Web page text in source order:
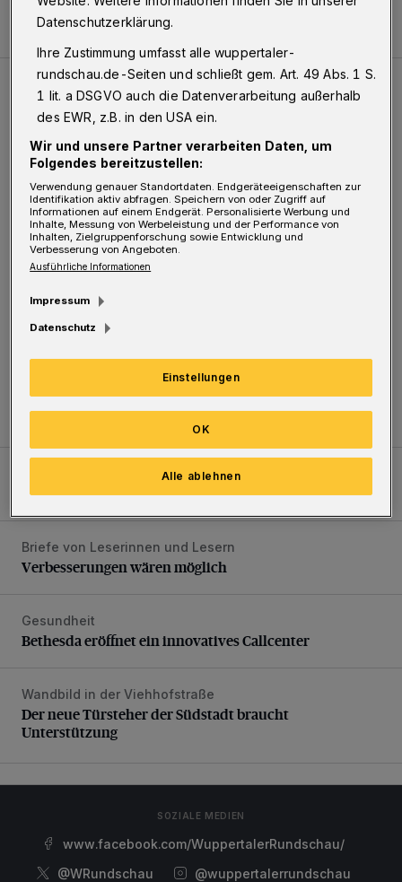
Meistgelesen Neueste Artikel Zum Thema
Tief hinein in die Wuppertaler Unterwelt
Am Tag des Geotops
Tief hinein in die Wuppertaler Unterwelt
Neuer Projekteigner am Heubruch
Neuer Projekteigner am Heubruch
Verbesserungen wären möglich
Briefe von Leserinnen und Lesern
Verbesserungen wären möglich
Bethesda eröffnet ein innovatives Callcenter
Gesundheit
Bethesda eröffnet ein innovatives Callcenter
Der neue Türsteher der Südstadt braucht Unterstützung
Wandbild in der Viehhofstraße
Der neue Türsteher der Südstadt braucht
Unterstützung
SOZIALE MEDIEN
www.facebook.com/WuppertalerRundschau/
@WRundschau
@wuppertalerrundschau
Datenschutzerklärung.
Ihre Zustimmung umfasst alle wuppertaler-
rundschau.de-Seiten und schließt gem. Art. 49 Abs. 1 S.
1 lit. a DSGVO auch die Datenverarbeitung außerhalb
des EWR, z.B. in den USA ein.
Wir und unsere Partner verarbeiten Daten, um
Folgendes bereitzustellen:
Verwendung genauer Standortdaten. Endgeräteeigenschaften zur
Identifikation aktiv abfragen. Speichern von oder Zugriff auf
Informationen auf einem Endgerät. Personalisierte Werbung und
Inhalte, Messung von Werbeleistung und der Performance von
Inhalten, Zielgruppenforschung sowie Entwicklung und
Verbesserung von Angeboten.
Ausführliche Informationen
Impressum
Datenschutz
Einstellungen
Alle ablehnen
OK